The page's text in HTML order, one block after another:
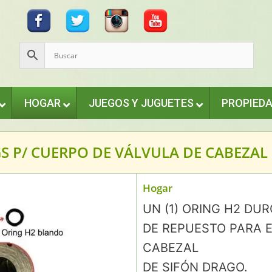
HOGAR JUEGOS Y JUGUETES
P/ CUERPO DE VÁLVULA DE
Hogar
UN (1) ORING H2
DE REPUESTO PARA
CABEZAL
DE SIFÓN DRAGO.